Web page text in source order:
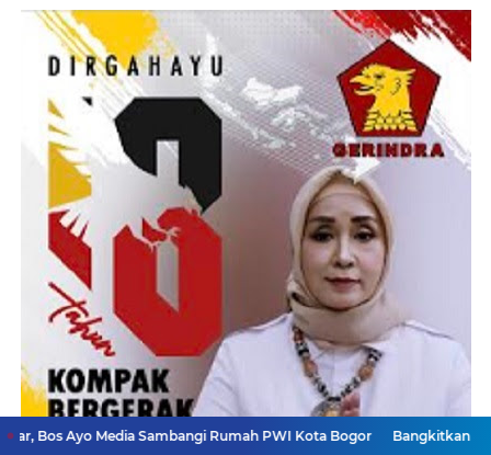
Sambangi Rumah PWI Kota Bogor Bangkitkan Merek